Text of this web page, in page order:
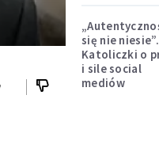
się nie niesie”.
Katoliczki o
i sile social
mediów